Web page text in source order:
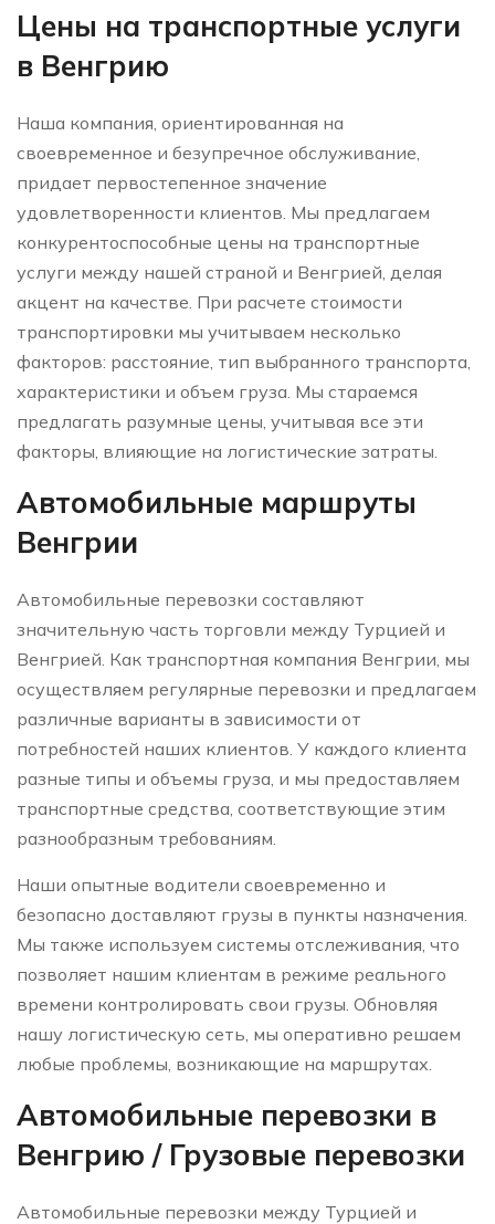
Цены на транспортные услуги
в Венгрию
Наша компания, ориентированная на
своевременное и безупречное обслуживание,
придает первостепенное значение
удовлетворенности клиентов. Мы предлагаем
конкурентоспособные цены на транспортные
услуги между нашей страной и Венгрией, делая
акцент на качестве. При расчете стоимости
транспортировки мы учитываем несколько
факторов: расстояние, тип выбранного транспорта,
характеристики и объем груза. Мы стараемся
предлагать разумные цены, учитывая все эти
факторы, влияющие на логистические затраты.
Автомобильные маршруты
Венгрии
Автомобильные перевозки составляют
значительную часть торговли между Турцией и
Венгрией. Как транспортная компания Венгрии, мы
осуществляем регулярные перевозки и предлагаем
различные варианты в зависимости от
потребностей наших клиентов. У каждого клиента
разные типы и объемы груза, и мы предоставляем
транспортные средства, соответствующие этим
разнообразным требованиям.
Наши опытные водители своевременно и
безопасно доставляют грузы в пункты назначения.
Мы также используем системы отслеживания, что
позволяет нашим клиентам в режиме реального
времени контролировать свои грузы. Обновляя
нашу логистическую сеть, мы оперативно решаем
любые проблемы, возникающие на маршрутах.
Автомобильные перевозки в
Венгрию / Грузовые перевозки
Автомобильные перевозки между Турцией и